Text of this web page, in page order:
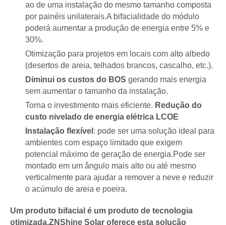
ao de uma instalação do mesmo tamanho composta
por painéis unilaterais.A bifacialidade do módulo
poderá aumentar a produção de energia entre 5% e
30%.
Otimização para projetos em locais com alto albedo
(desertos de areia, telhados brancos, cascalho, etc.).
Diminui os custos do BOS gerando mais energia
sem aumentar o tamanho da instalação.
Torna o investimento mais eficiente. Redução do
custo nivelado de energia elétrica LCOE
Instalação flexível : pode ser uma solução ideal para
ambientes com espaço limitado que exigem
potencial máximo de geração de energia.Pode ser
montado em um ângulo mais alto ou até mesmo
verticalmente para ajudar a remover a neve e reduzir
o acúmulo de areia e poeira.
Um produto bifacial é um produto de tecnologia
otimizada.ZNShine Solar oferece esta solução
ZNShine publica primeiro relatório ESG: novos marcos de sustentabilidade